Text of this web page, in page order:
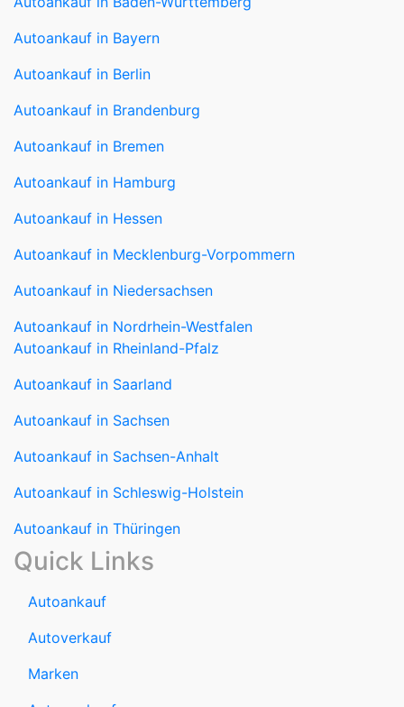
Autoankauf in Berlin
Autoankauf in Niedersachsen
Autoankauf in Rheinland-Pfalz
Autoankauf in Thüringen
Quick Links